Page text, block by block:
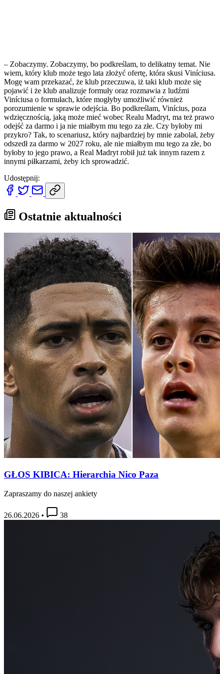
– Zobaczymy. Zobaczymy, bo podkreślam, to delikatny temat. Nie
wiem, który klub może tego lata złożyć ofertę, która skusi Viníciusa.
Mogę wam przekazać, że klub przeczuwa, iż taki klub może się
pojawić i że klub analizuje formuły oraz rozmawia z ludźmi
Viníciusa o formułach, które mogłyby umożliwić również
porozumienie w sprawie odejścia. Bo podkreślam, Vinícius, poza
wdzięcznością, jaką może mieć wobec Realu Madryt, ma też prawo
odejść za darmo i ja nie miałbym mu tego za złe. Czy byłoby mi
przykro? Tak, to scenariusz, który najbardziej by mnie zabolał, żeby
odszedł za darmo w 2027 roku, ale nie miałbym mu tego za złe, bo
byłoby to jego prawo, a Real Madryt robił już tak innym razem z
innymi piłkarzami, żeby ich sprowadzić.
Udostępnij:
Ostatnie aktualności
GŁOS KIBICA: Hierarchia Nico Paza
Zapraszamy do naszej ankiety
26.06.2026 • 38